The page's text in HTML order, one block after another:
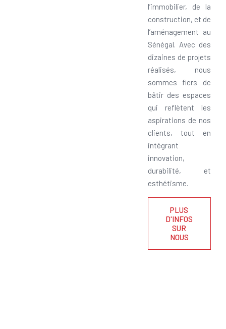
l’immobilier, de la
construction, et de
l’aménagement au
Sénégal. Avec des
dizaines de projets
réalisés, nous
sommes fiers de
bâtir des espaces
qui reflètent les
aspirations de nos
clients, tout en
intégrant
innovation,
durabilité, et
esthétisme.
PLUS
D'INFOS
SUR
NOUS